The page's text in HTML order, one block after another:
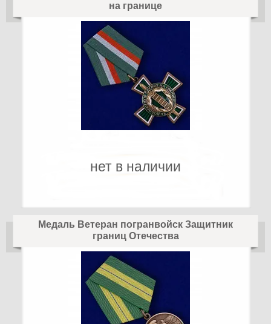
на границе
нет в наличии
Медаль Ветеран погранвойск Защитник
границ Отечества